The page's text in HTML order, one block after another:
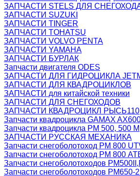
ЗАПЧАСТИ STELS ДЛЯ
ЗАПЧАСТИ SUZUKI
ЗАПЧАСТИ TINGER
ЗАПЧАСТИ TOHATSU
ЗАПЧАСТИ VOLVO PENTA
ЗАПЧАСТИ YAMAHA
ЗАПЧАСТИ БУРЛАК
Запчасти двигателя ODES
ЗАПЧАСТИ ДЛЯ ГИДРОЦИКЛА
ЗАПЧАСТИ ДЛЯ КВАДРОЦИКЛОВ
ЗАПЧАСТИ для китайской техники
ЗАПЧАСТИ ДЛЯ СНЕГОХОДОВ
ЗАПЧАСТИ КВАДРОЦИКЛ РЫСЬ110
Запчасти квадроцикла GAMAX
Запчасти квадроцикла РМ 500, 500 М
ЗАПЧАСТИ РУССКАЯ МЕХАНИКА
Запчасти снегоболотоход РМ 800
Запчасти снегоболотоход РМ 800
Запчасти снегоболотоходов
Запчасти снегоболотоходов РМ650-